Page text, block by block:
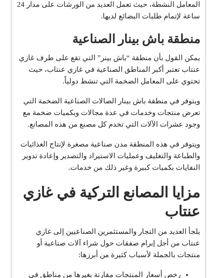
المعامل النشطة، حيث تعمل العديد من الورشات على مدار 24
ساعة لإتمام طلبات البضائع لديها.
منطقة باش بينار الصناعية
يمكن القول بأن منطقة “باش بينر” التي تقع على طرف غازي
عنتاب تعتبر أكبر المناطق الصناعية في غازي عنتاب، حيث
تحتوي على المعامل الضخمة التي تنشط دولياً.
ويتوفر في منطقة باش بينار الصالات الصناعية الضخمة التي
تعرض منتجات وخدمات في عدة مجالات وبكميات ضخمة مع
وجود عشرات الآلات التي تخدم كل مصنع من هذه المصانع.
ويتوفر في هذه المنطقة مدن صناعية مصغرة لإنتاج الغذائيات
والطباعة والتغليف وعمليات الاستيراد والتصدير وإعادة تدوير
النفايات بكميات كبيرة وغير ذلك من خدمات.
مزايا المصانع التركية في غازي
عنتاب
يلجأ العديد من التجار والمستثمرين الصناعيين إلى غازي
عنتاب من أجل إبرام صفقات حول شراء آلات صناعية أو
منتجات بالجملة لأسباب كثيرة من أبرزها:
رخص أسعار المنتجات مقارنة بغيرها من مناطق في